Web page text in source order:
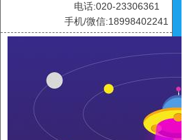
电话:020-23306361
手机/微信:18998402241